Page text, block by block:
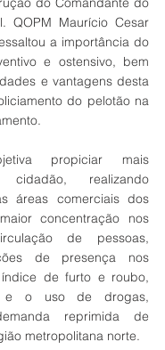
QOPM Maurício Cesar
a importância do
e ostensivo, bem
e vantagens desta
do pelotão na
propiciar mais
realizando
áreas comerciais dos
concentração nos
de pessoas,
de presença nos
de furto e roubo,
e o uso de drogas,
reprimida de
metropolitana norte.